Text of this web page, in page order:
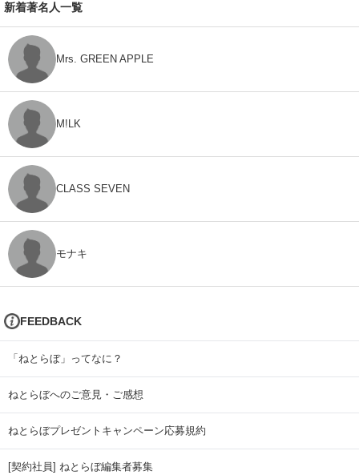
新着著名人一覧
Mrs. GREEN APPLE
M!LK
CLASS SEVEN
モナキ
FEEDBACK
「ねとらぼ」ってなに？
ねとらぼへのご意見・ご感想
ねとらぼプレゼントキャンペーン応募規約
[契約社員] ねとらぼ編集者募集